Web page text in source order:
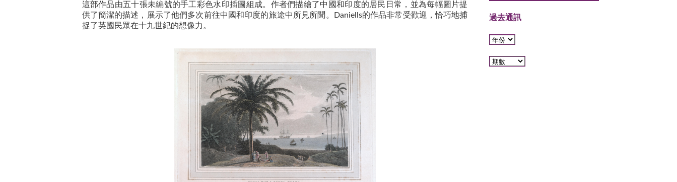
這部作品由五十張未編號的手工彩色水印插圖組成。作者們描繪了中國和印度的居民日常，並為每幅圖片提
供了簡潔的描述，展示了他們多次前往中國和印度的旅途中所見所聞。Daniells的作品非常受歡迎，恰巧地捕
捉了英國民眾在十九世紀的想像力。
過去通訊